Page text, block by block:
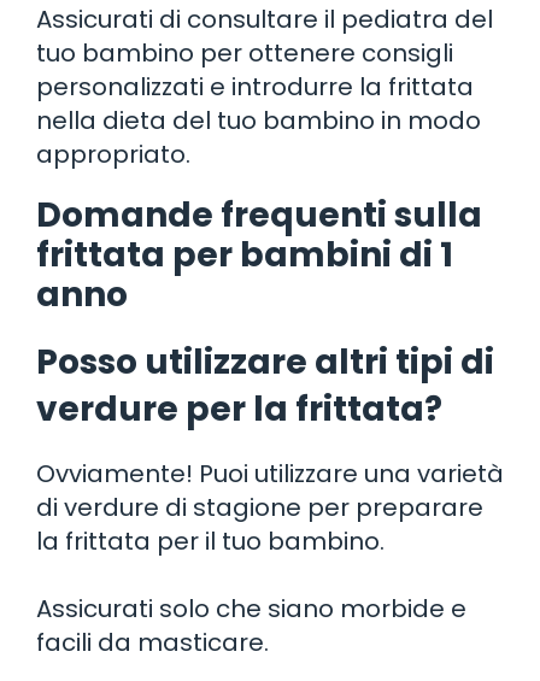
Assicurati di consultare il pediatra del
tuo bambino per ottenere consigli
personalizzati e introdurre la frittata
nella dieta del tuo bambino in modo
appropriato.
Domande frequenti sulla
frittata per bambini di 1
anno
Posso utilizzare altri tipi di
verdure per la frittata?
Ovviamente! Puoi utilizzare una varietà
di verdure di stagione per preparare
la frittata per il tuo bambino.
Assicurati solo che siano morbide e
facili da masticare.